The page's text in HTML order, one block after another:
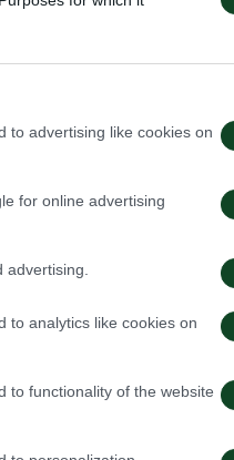
to advertising like cookies on
for online advertising
to analytics like cookies on
to functionality of the website